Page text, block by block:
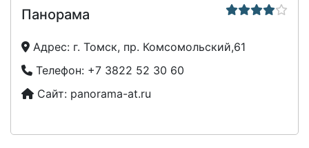
Панорама
Адрес: г. Томск, пр. Комсомольский,61
Телефон: +7 3822 52 30 60
Сайт: panorama-at.ru